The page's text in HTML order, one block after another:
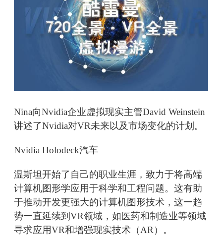
Nina向Nvidia企业虚拟现实主管David Weinstein
讲述了Nvidia对VR未来以及市场变化的计划。
Nvidia Holodeck汽车
温斯坦开始了自己的职业生涯，致力于将高端
计算机图形学应用于科学和工程问题。这有助
于推动开发更强大的计算机图形技术，这一趋
势一直延续到VR领域，如医药和制造业等领域
寻求应用VR和增强现实技术（AR）。